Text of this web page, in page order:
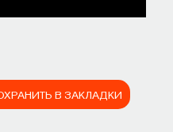
В ЗАКЛАДКИ